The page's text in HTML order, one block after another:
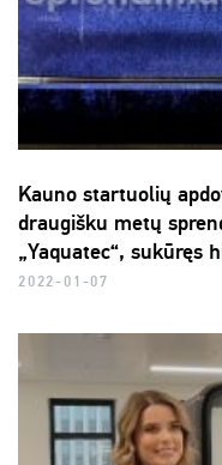
Kauno startuolių
draugišku metų
„Yaquatec“, sukūręs
2022-01-07